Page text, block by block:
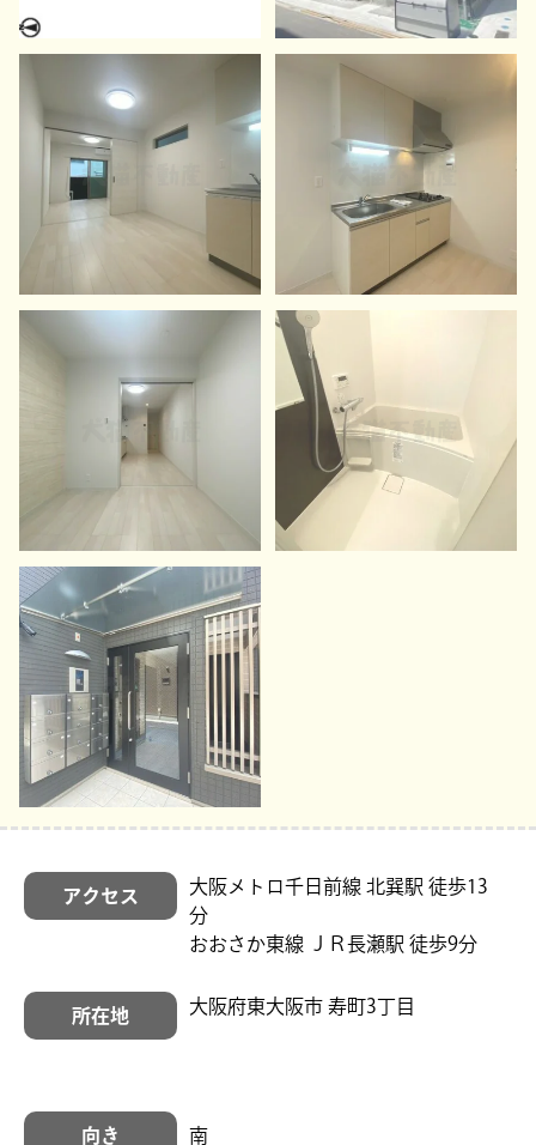
アクセス
大阪メトロ千日前線 北巽駅 徒歩13
分
おおさか東線 ＪＲ長瀬駅 徒歩9分
所在地 大阪府東大阪市 寿町3丁目
向き 南